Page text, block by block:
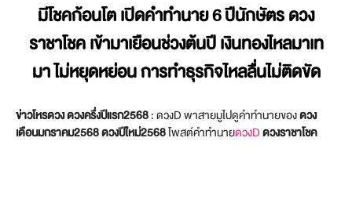
มีโชคก้อนโต เปิดคำทำนาย 6 ปีนักษัตร ดวง
ราชาโชค เข้ามาเยือนช่วงต้นปี เงินทองไหลมาเท
มา ไม่หยุดหย่อน การทำธุรกิจไหลลื่นไม่ติดขัด
ข่าวโหรดวง ดวงครึ่งปีแรก2568: ดวงD พาสายมูไปดูคำทำนายของดวง
เดือนมกราคม2568ดวงปีใหม่2568โพสต์คำทำนายดวงDดวงราชาโชค